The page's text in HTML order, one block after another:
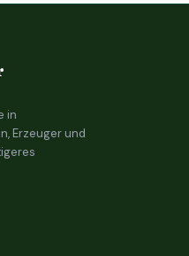
in
Erzeuger und